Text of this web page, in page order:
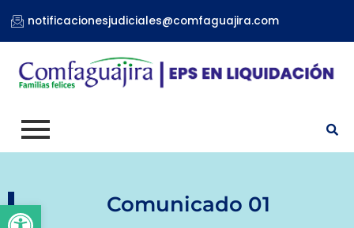
Abrir barra de herramientas
contenido
notificacionesjudiciales@comfaguajira.com
Comunicado 01